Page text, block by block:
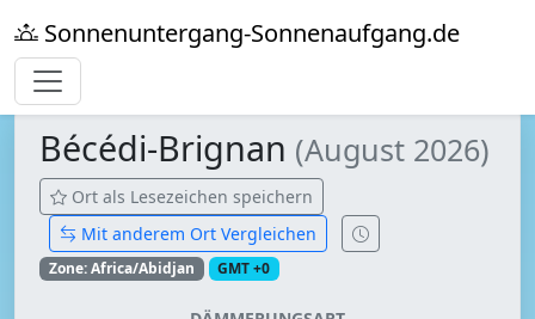
Sonnenuntergang-Sonnenaufgang.de
Bécédi-Brignan (August 2026)
Ort als Lesezeichen speichern
Mit anderem Ort Vergleichen
Zone: Africa/Abidjan GMT +0